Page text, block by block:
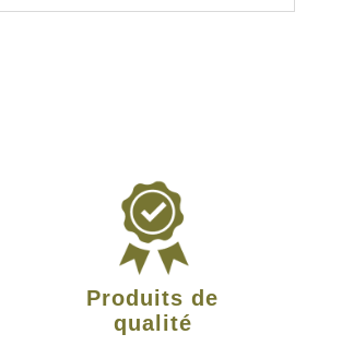
Produits de
qualité